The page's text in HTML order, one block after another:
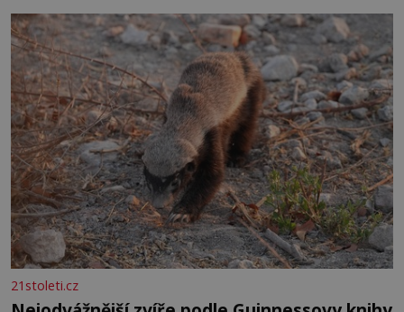
se na koloběžce a den zakončit poznáváním památek ve
Velkých Losinách nebo v termálním
21stoleti.cz